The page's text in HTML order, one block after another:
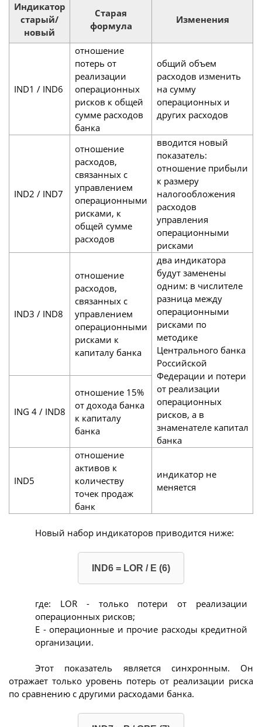
Индикатор
старый/
новый
Старая
формула
Изменения
IND1 / IND6
отношение
потерь от
реализации
операционных
рисков к общей
сумме расходов
банка
общий объем
расходов изменить
на сумму
операционных и
других расходов
IND2 / IND7
отношение
расходов,
связанных с
управлением
операционными
рисками, к
общей сумме
расходов
вводится новый
показатель:
отношение прибыли
к размеру
налогообложения
расходов
управления
операционными
рисками
IND3 / IND8
отношение
расходов,
связанных с
управлением
операционными
рисками к
капиталу банка
два индикатора
будут заменены
одним: в числителе
разница между
операционными
рисками по
методике
Центрального банка
Российской
Федерации и потери
от реализации
операционных
рисков, а в
знаменателе капитал
банка
ING 4 / IND8
отношение 15%
от дохода банка
к капиталу
банка
IND5
отношение
активов к
количеству
точек продаж
банк
индикатор не
меняется
Новый набор индикаторов приводится ниже:
IND6 = LOR / Е (6)
где: LOR - только потери от реализации
операционных рисков;
Е - операционные и прочие расходы кредитной
организации.
Этот показатель является синхронным. Он
отражает только уровень потерь от реализации риска
по сравнению с другими расходами банка.